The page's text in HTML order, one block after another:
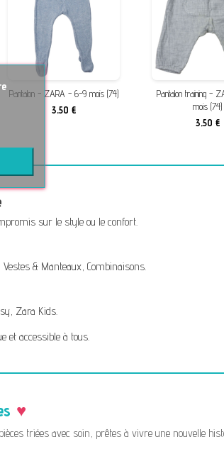
Pantalon - ZARA - 6-9 mois (74)
3,50 €
Pantalon training -
mois (74)
3,50 €
sur le style ou le confort.
Vestes & Manteaux, Combinaisons.
, Zara Kids.
et accessible à tous.
triées avec soin, prêtes à vivre une nouvelle